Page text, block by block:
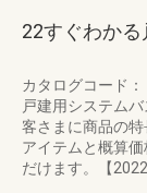
22すぐわか
カタログコード
戸建用システム
客さまに商品の
アイテムと概算
だけます。【